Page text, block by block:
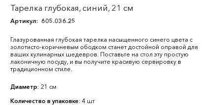
Тарелка глубокая, синий, 21 см
Артикул: 605.036.25
Глазурованная глубокая тарелка насыщенного синего цвета с
золотисто-коричневым ободком станет достойной оправой для
ваших кулинарных шедевров. Поставьте на стол эту простую
лаконичную посуду, и вы получите красивую сервировку в
традиционном стиле.
Диаметр: 21 см
Количество в упаковке: 4 шт